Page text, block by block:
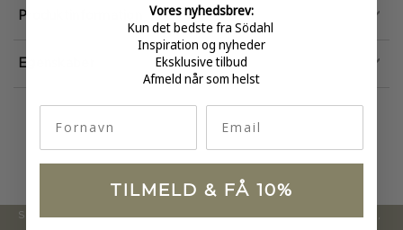
Egenskaber
Produktinformation
Södahl ønsker at tilbyde en moderne og attraktiv kollektion,
Vores nyhedsbrev:
Kun det bedste fra Södahl
Inspiration og nyheder
Eksklusive tilbud
Afmeld når som helst
TILMELD & FÅ 10%